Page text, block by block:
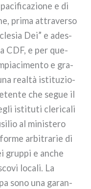
e di
pri­ma attra­ver­so
Dei” e ades­
CDF, e per que­
e gra­
real­tà isti­tu­zio­
che segue il
isti­tu­ti cle­ri­ca­li
al mini­ste­ro
arbi­tra­rie di
grup­pi e anche
loca­li. La
sono una garan­